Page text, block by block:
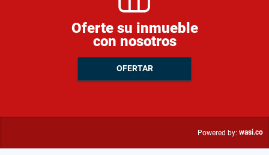
Oferte su inmueble
con nosotros
OFERTAR
Powered by: wasi.co